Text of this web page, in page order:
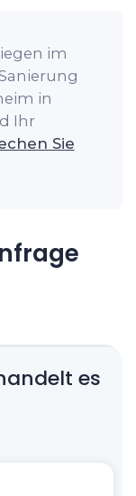
im
in
Ihr
Sie